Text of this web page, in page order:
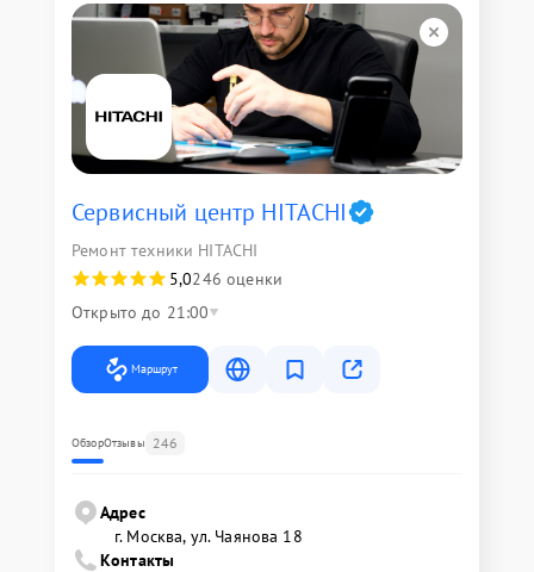
Сервисный центр HITACHI
Ремонт техники HITACHI
5,0246 оценки
Открыто до 21:00
Маршрут
ОбзорОтзывы 246
Адрес
г. Москва, ул. Чаянова 18
Контакты